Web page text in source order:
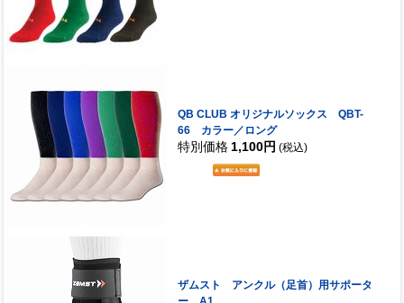
QB CLUB オリジナルソックス QBT-
66 カラー／ロング
特別価格 1,100円 (税込)
ザムスト アンクル（足首）用サポータ